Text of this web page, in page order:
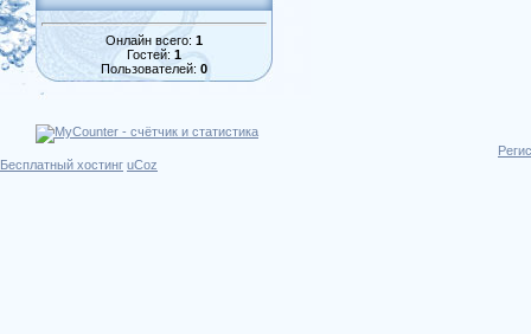
Онлайн всего: 1
Гостей: 1
Пользователей: 0
Бесплатный хостинг uCoz